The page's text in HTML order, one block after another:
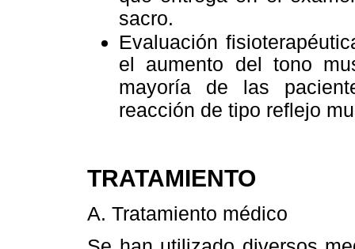
sacro.
Evaluación
el aumento del tono
mayoría de las
reacción de tipo reflejo
TRATAMIENTO
A. Tratamiento médico